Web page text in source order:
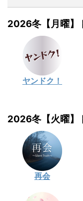
2026冬【月曜】
ヤンドク！
2026冬【火曜】
再会